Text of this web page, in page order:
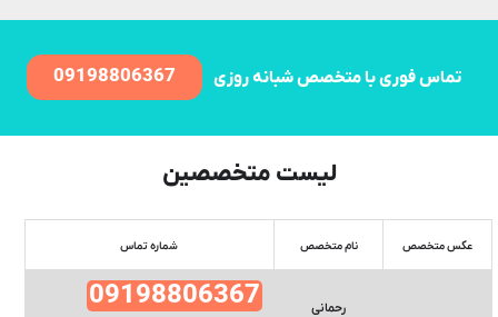
تماس فوری با متخصص شبانه روزی 09198806367
لیست متخصصین
عکس متخصص نام متخصص شماره تماس
رحمانی 09198806367